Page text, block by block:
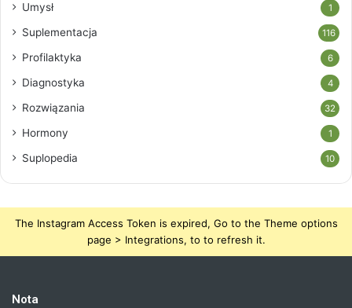
Umysł 1
Suplementacja 116
Profilaktyka 6
Diagnostyka 4
Rozwiązania 32
Hormony 1
Suplopedia 10
The Instagram Access Token is expired, Go to the Theme options
page > Integrations, to to refresh it.
Nota